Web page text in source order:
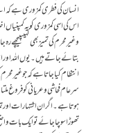
انسان کی فطری کمزوری ہے کہ
اس کی اسی کمزوری کویہ
وغیرمحرم کی تمیزبھی
بتائے جاتے ہیں۔ یوں اللہ
انتظام کیاجاتا ہے کہ
سرعام فحاشی وعریانی کو فروغ
ہوتاہے۔اگران اشتہارات
تھوڑاسوچاجائے توایک بات